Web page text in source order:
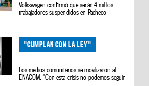
Volkswagen confirmó que serán 4 mil los
trabajadores suspendidos en Pacheco
"CUMPLAN CON LA LEY"
Los medios comunitarios se movilizaron al
ENACOM: "Con esta crisis no podemos seguir